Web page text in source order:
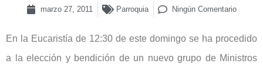
marzo 27, 2011 Parroquia Ningún Comentario
En la Eucaristía de 12:30 de este domingo se ha procedido
a la elección y bendición de un nuevo grupo de Ministros